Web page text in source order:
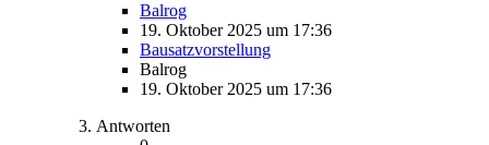
Balrog
19. Oktober 2025 um 17:36
Bausatzvorstellung
Balrog
19. Oktober 2025 um 17:36
Antworten